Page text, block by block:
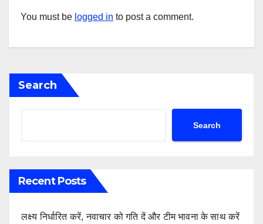
You must be logged in to post a comment.
Search
Search
Recent Posts
लक्ष्य निर्धारित करें, नवाचार को गति दें और टीम भावना के साथ करें